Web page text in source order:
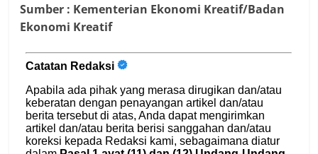
Sumber : Kementerian Ekonomi Kreatif/Badan
Ekonomi Kreatif